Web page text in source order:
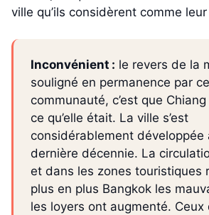
ville qu’ils considèrent comme
Inconvénient : le revers de la
souligné en permanence par
communauté, c’est que Chiang
ce qu’elle était. La ville s’est
considérablement développée
dernière décennie. La
et dans les zones touristiques
plus en plus Bangkok les
les loyers ont augmenté. Ceux